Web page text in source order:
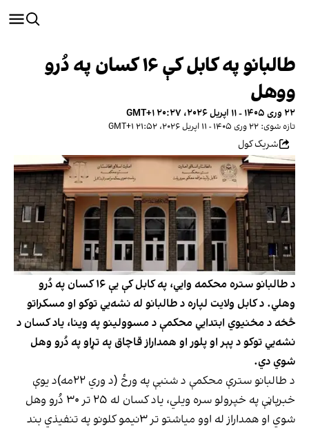
طالبانو په کابل کې ۱۶ کسان په دُرو
ووهل
۲۲ وری ۱۴۰۵ - ۱۱ اپریل ۲۰۲۶، ۲۰:۲۷ GMT+۱
تازه شوی: ۲۲ وری ۱۴۰۵ - ۱۱ اپریل ۲۰۲۶، ۲۱:۵۲ GMT+۱
شریک کول
د طالبانو ستره محکمه وايي، په کابل کې یې ۱۶ کسان په دُرو
وهلي. د کابل ولایت لپاره د طالبانو له نشه‌يي توکو او مسکراتو
څخه د مخنیوي ابتدایي محکمې د مسوولینو په وینا، یاد کسان د
نشه‌يي توکو د پېر او پلور او همداراز قاچاق په تړاو په دُرو وهل
شوي دي.
د طالبانو سترې محکمې د شنبې په ورځ (د وري ۲۲مه)د یوې
خبرپاڼې په خپرولو سره ویلي، یاد کسان له ۲۵ تر ۳۰ دُرو وهل
شوي او همداراز له اوو میاشتو تر ۳نیمو کلونو په تنفیذي بند